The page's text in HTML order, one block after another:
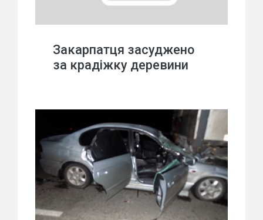
Закарпатця засуджено
за крадіжку деревини